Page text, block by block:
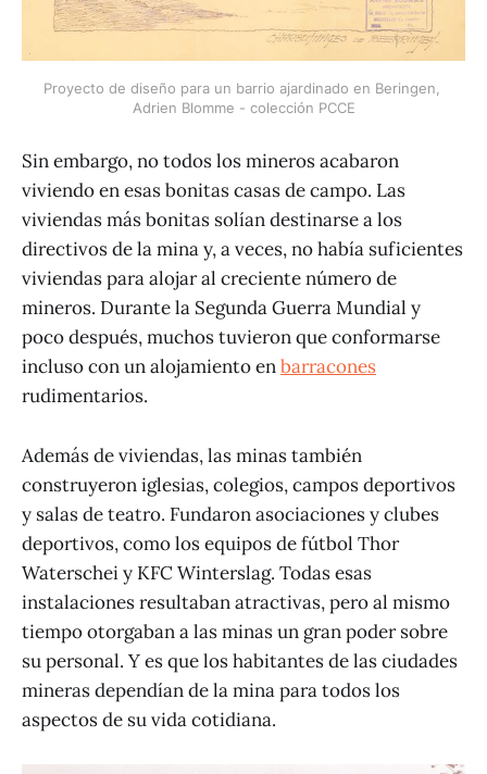
Proyecto de diseño para un barrio ajardinado en Beringen,
Adrien Blomme - colección PCCE
Sin embargo, no todos los mineros acabaron
viviendo en esas bonitas casas de campo. Las
viviendas más bonitas solían destinarse a los
directivos de la mina y, a veces, no había suficientes
viviendas para alojar al creciente número de
mineros. Durante la Segunda Guerra Mundial y
poco después, muchos tuvieron que conformarse
incluso con un alojamiento enbarracones
rudimentarios.
Además de viviendas, las minas también
construyeron iglesias, colegios, campos deportivos
y salas de teatro. Fundaron asociaciones y clubes
deportivos, como los equipos de fútbol Thor
Waterschei y KFC Winterslag. Todas esas
instalaciones resultaban atractivas, pero al mismo
tiempo otorgaban a las minas un gran poder sobre
su personal. Y es que los habitantes de las ciudades
mineras dependían de la mina para todos los
aspectos de su vida cotidiana.